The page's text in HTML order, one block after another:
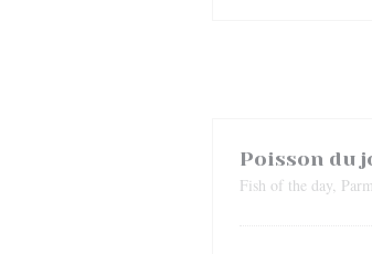
Poisson du
Fish of the day,